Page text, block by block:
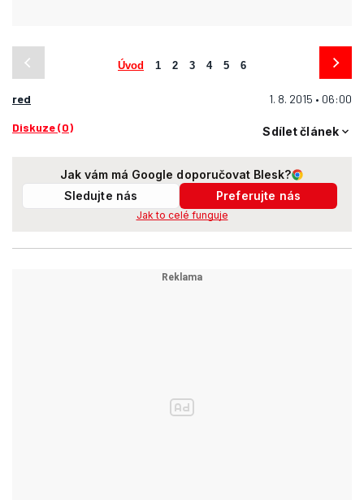
Úvod 1 2 3 4 5 6
red 1. 8. 2015 • 06:00
Diskuze (0) Sdílet článek
Jak vám má Google doporučovat Blesk?
Sledujte nás
Preferujte nás
Jak to celé funguje